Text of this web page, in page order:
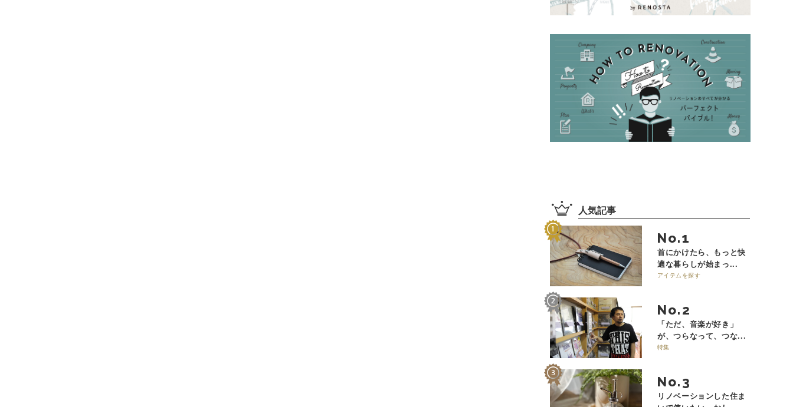
人気記事
No.
首にかけたら、もっと快
適な暮らしが始まっ...
アイテムを探す
No.
「ただ、音楽が好き」
が、つらなって、つな...
特集
No.
リノベーションした住ま